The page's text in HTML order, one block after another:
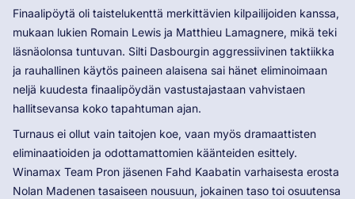
Finaalipöytä oli taistelukenttä merkittävien kilpailijoiden kanssa,
mukaan lukien Romain Lewis ja Matthieu Lamagnere, mikä teki
läsnäolonsa tuntuvan. Silti Dasbourgin aggressiivinen taktiikka
ja rauhallinen käytös paineen alaisena sai hänet eliminoimaan
neljä kuudesta finaalipöydän vastustajastaan ​​vahvistaen
hallitsevansa koko tapahtuman ajan.
Turnaus ei ollut vain taitojen koe, vaan myös dramaattisten
eliminaatioiden ja odottamattomien käänteiden esittely.
Winamax Team Pron jäsenen Fahd Kaabatin varhaisesta erosta
Nolan Madenen tasaiseen nousuun, jokainen taso toi osuutensa